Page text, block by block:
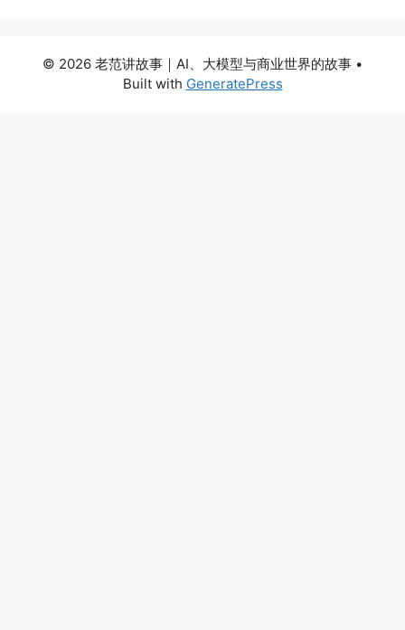
© 2026 老范讲故事｜AI、大模型与商业世界的故事 •
Built with GeneratePress